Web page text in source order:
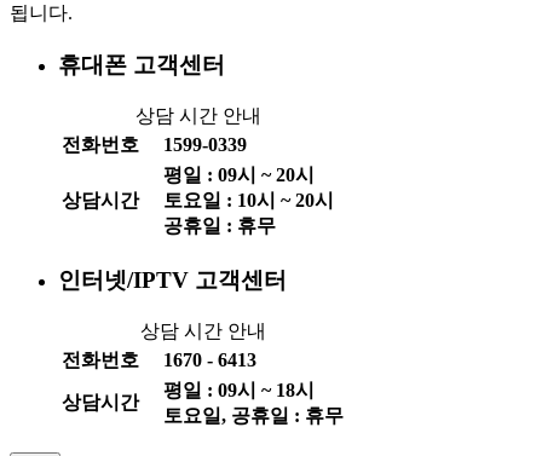
됩니다.
휴대폰 고객센터
상담 시간 안내
전화번호
1599-0339
상담시간
평일 : 09시 ~20시
토요일 : 10시 ~20시
공휴일 : 휴무
인터넷/IPTV 고객센터
상담 시간 안내
전화번호
1670 - 6413
상담시간
평일 : 09시 ~ 18시
토요일, 공휴일 : 휴무